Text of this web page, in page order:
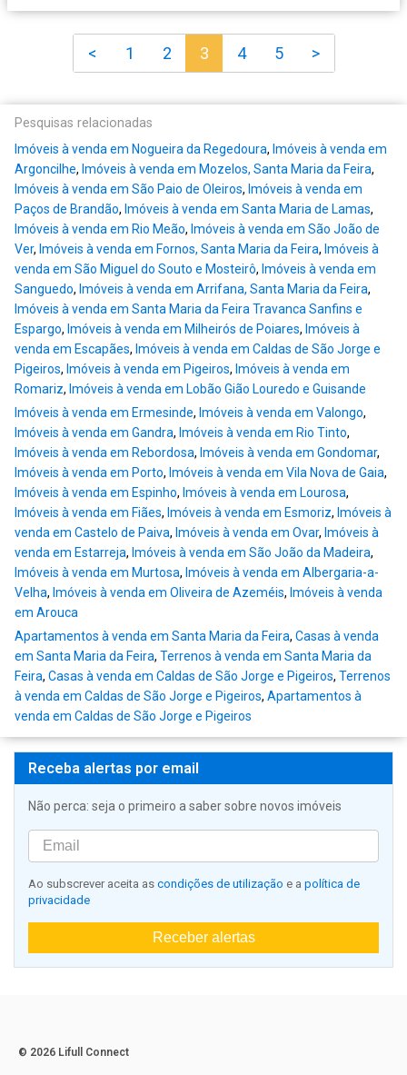
< 1 2 3 4 5 >
Pesquisas relacionadas
Imóveis à venda em Nogueira da Regedoura, Imóveis à venda em
Argoncilhe, Imóveis à venda em Mozelos, Santa Maria da Feira,
Imóveis à venda em São Paio de Oleiros, Imóveis à venda em
Paços de Brandão, Imóveis à venda em Santa Maria de Lamas,
Imóveis à venda em Rio Meão, Imóveis à venda em São João de
Ver, Imóveis à venda em Fornos, Santa Maria da Feira, Imóveis à
venda em São Miguel do Souto e Mosteirô, Imóveis à venda em
Sanguedo, Imóveis à venda em Arrifana, Santa Maria da Feira,
Imóveis à venda em Santa Maria da Feira Travanca Sanfins e
Espargo, Imóveis à venda em Milheirós de Poiares, Imóveis à
venda em Escapães, Imóveis à venda em Caldas de São Jorge e
Pigeiros, Imóveis à venda em Pigeiros, Imóveis à venda em
Romariz, Imóveis à venda em Lobão Gião Louredo e Guisande
Imóveis à venda em Ermesinde, Imóveis à venda em Valongo,
Imóveis à venda em Gandra, Imóveis à venda em Rio Tinto,
Imóveis à venda em Rebordosa, Imóveis à venda em Gondomar,
Imóveis à venda em Porto, Imóveis à venda em Vila Nova de Gaia,
Imóveis à venda em Espinho, Imóveis à venda em Lourosa,
Imóveis à venda em Fiães, Imóveis à venda em Esmoriz, Imóveis à
venda em Castelo de Paiva, Imóveis à venda em Ovar, Imóveis à
venda em Estarreja, Imóveis à venda em São João da Madeira,
Imóveis à venda em Murtosa, Imóveis à venda em Albergaria-a-
Velha, Imóveis à venda em Oliveira de Azeméis, Imóveis à venda
em Arouca
Apartamentos à venda em Santa Maria da Feira, Casas à venda
em Santa Maria da Feira, Terrenos à venda em Santa Maria da
Feira, Casas à venda em Caldas de São Jorge e Pigeiros, Terrenos
à venda em Caldas de São Jorge e Pigeiros, Apartamentos à
venda em Caldas de São Jorge e Pigeiros
Receba alertas por email
Não perca: seja o primeiro a saber sobre novos imóveis
Ao subscrever aceita as condições de utilização e a política de
privacidade
Receber alertas
© 2026 Lifull Connect